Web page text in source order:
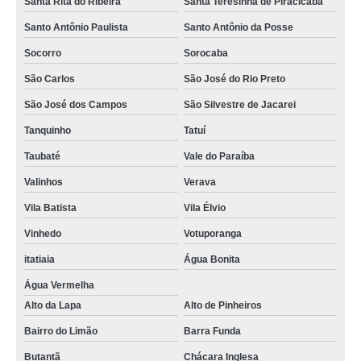
Santo Antônio Paulista Santo Antônio da Posse
Socorro Sorocaba
São Carlos São José do Rio Preto
São José dos Campos São Silvestre de Jacarei
Tanquinho Tatuí
Taubaté Vale do Paraíba
Valinhos Verava
Vila Batista Vila Élvio
Vinhedo Votuporanga
itatiaia Água Bonita
Água Vermelha
Alto da Lapa
Alto de Pinheiros
Bairro do Limão Barra Funda
Butantã Chácara Inglesa